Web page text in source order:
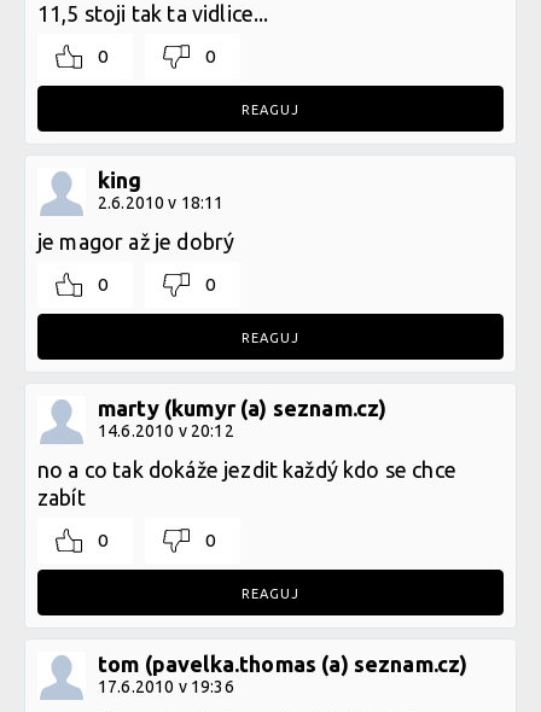
11,5 stoji tak ta vidlice...
0 0
REAGUJ
king
2.6.2010 v 18:11
je magor až je dobrý
0 0
REAGUJ
marty (kumyr (a) seznam.cz)
14.6.2010 v 20:12
no a co tak dokáže jezdit každý kdo se chce
zabít
0 0
REAGUJ
tom (pavelka.thomas (a) seznam.cz)
17.6.2010 v 19:36